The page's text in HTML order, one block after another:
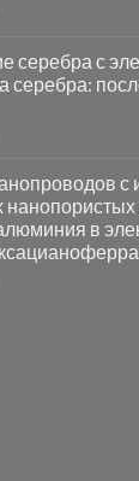
серебра с
серебра:
с
в